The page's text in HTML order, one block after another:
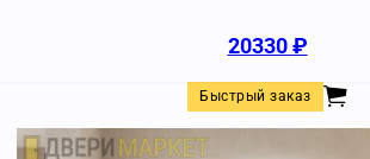
20330₽
Быстрый заказ